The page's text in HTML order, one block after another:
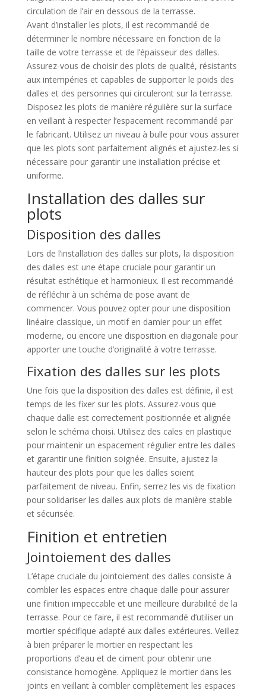
circulation de l’air en dessous de la terrasse.
Avant d’installer les plots, il est recommandé de
déterminer le nombre nécessaire en fonction de la
taille de votre terrasse et de l’épaisseur des dalles.
Assurez-vous de choisir des plots de qualité, résistants
aux intempéries et capables de supporter le poids des
dalles et des personnes qui circuleront sur la terrasse.
Disposez les plots de manière régulière sur la surface
en veillant à respecter l’espacement recommandé par
le fabricant. Utilisez un niveau à bulle pour vous assurer
que les plots sont parfaitement alignés et ajustez-les si
nécessaire pour garantir une installation précise et
uniforme.
Installation des dalles sur
plots
Disposition des dalles
Lors de l’installation des dalles sur plots, la disposition
des dalles est une étape cruciale pour garantir un
résultat esthétique et harmonieux. Il est recommandé
de réfléchir à un schéma de pose avant de
commencer. Vous pouvez opter pour une disposition
linéaire classique, un motif en damier pour un effet
moderne, ou encore une disposition en diagonale pour
apporter une touche d’originalité à votre terrasse.
Fixation des dalles sur les plots
Une fois que la disposition des dalles est définie, il est
temps de les fixer sur les plots. Assurez-vous que
chaque dalle est correctement positionnée et alignée
selon le schéma choisi. Utilisez des cales en plastique
pour maintenir un espacement régulier entre les dalles
et garantir une finition soignée. Ensuite, ajustez la
hauteur des plots pour que les dalles soient
parfaitement de niveau. Enfin, serrez les vis de fixation
pour solidariser les dalles aux plots de manière stable
et sécurisée.
Finition et entretien
Jointoiement des dalles
L’étape cruciale du jointoiement des dalles consiste à
combler les espaces entre chaque dalle pour assurer
une finition impeccable et une meilleure durabilité de la
terrasse. Pour ce faire, il est recommandé d’utiliser un
mortier spécifique adapté aux dalles extérieures. Veillez
à bien préparer le mortier en respectant les
proportions d’eau et de ciment pour obtenir une
consistance homogène. Appliquez le mortier dans les
joints en veillant à combler complètement les espaces